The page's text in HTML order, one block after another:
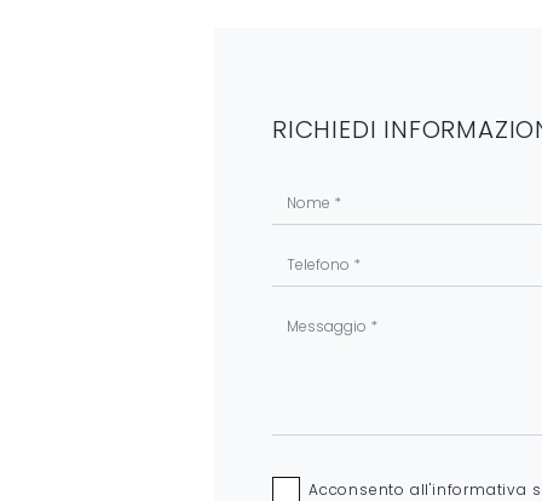
RICHIEDI
Acconsento all'informativa